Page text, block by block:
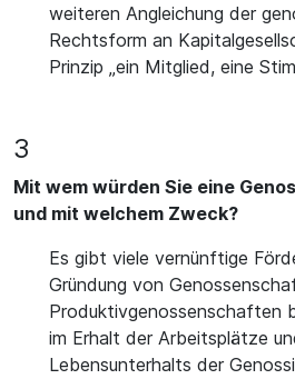
weiteren Angleichung der
Rechtsform an
Prinzip „ein Mitglied, eine
3
Mit wem würden Sie eine
und mit welchem Zweck?
Es gibt viele vernünftige
Gründung von
Produktivgenossenschaften
im Erhalt der Arbeitsplätze
Lebensunterhalts der